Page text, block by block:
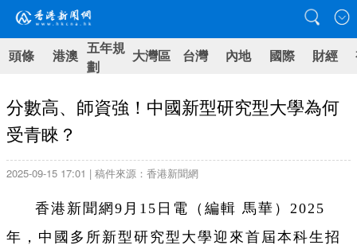
頭條 港澳 五年規
劃
大灣區 台灣 內地 國際 財經
分數高、師資強！中國新型研究型大學為何
受青睞？
2025-09-15 17:01 | 稿件來源：香港新聞網
香港新聞網9月15日電（編輯 馬華）2025
年，中國多所新型研究型大學迎來首屆本科生招